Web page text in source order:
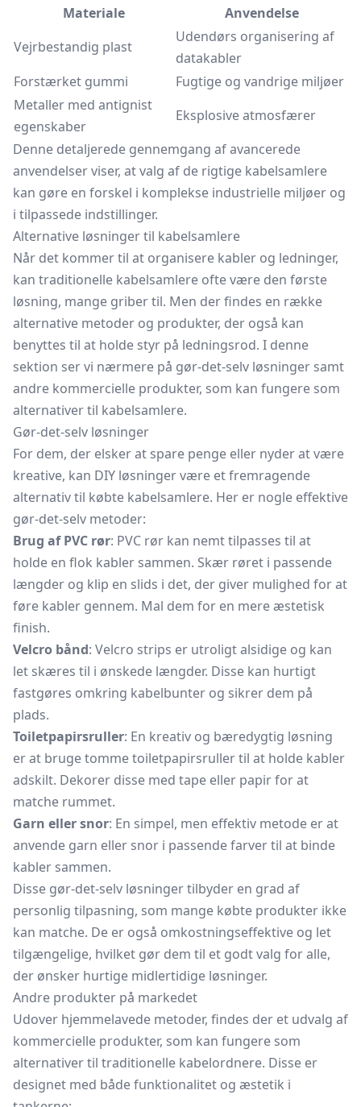
Materiale
Anvendelse
Vejrbestandig plast
Udendørs organisering af
datakabler
Forstærket gummi
Fugtige og vandrige miljøer
Metaller med antignist
egenskaber
Eksplosive atmosfærer
Denne detaljerede gennemgang af avancerede
anvendelser viser, at valg af de rigtige kabelsamlere
kan gøre en forskel i komplekse industrielle miljøer og
i tilpassede indstillinger.
Alternative løsninger til kabelsamlere
Når det kommer til at organisere kabler og ledninger,
kan traditionelle kabelsamlere ofte være den første
løsning, mange griber til. Men der findes en række
alternative metoder og produkter, der også kan
benyttes til at holde styr på ledningsrod. I denne
sektion ser vi nærmere på gør-det-selv løsninger samt
andre kommercielle produkter, som kan fungere som
alternativer til kabelsamlere.
Gør-det-selv løsninger
For dem, der elsker at spare penge eller nyder at være
kreative, kan DIY løsninger være et fremragende
alternativ til købte kabelsamlere. Her er nogle effektive
gør-det-selv metoder:
Brug af PVC rør: PVC rør kan nemt tilpasses til at
holde en flok kabler sammen. Skær røret i passende
længder og klip en slids i det, der giver mulighed for at
føre kabler gennem. Mal dem for en mere æstetisk
finish.
Velcro bånd: Velcro strips er utroligt alsidige og kan
let skæres til i ønskede længder. Disse kan hurtigt
fastgøres omkring kabelbunter og sikrer dem på
plads.
Toiletpapirsruller: En kreativ og bæredygtig løsning
er at bruge tomme toiletpapirsruller til at holde kabler
adskilt. Dekorer disse med tape eller papir for at
matche rummet.
Garn eller snor: En simpel, men effektiv metode er at
anvende garn eller snor i passende farver til at binde
kabler sammen.
Disse gør-det-selv løsninger tilbyder en grad af
personlig tilpasning, som mange købte produkter ikke
kan matche. De er også omkostningseffektive og let
tilgængelige, hvilket gør dem til et godt valg for alle,
der ønsker hurtige midlertidige løsninger.
Andre produkter på markedet
Udover hjemmelavede metoder, findes der et udvalg af
kommercielle produkter, som kan fungere som
alternativer til traditionelle kabelordnere. Disse er
designet med både funktionalitet og æstetik i